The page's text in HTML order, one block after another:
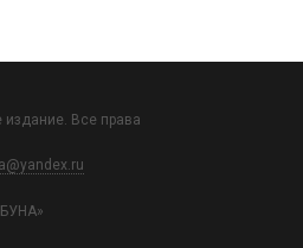
Все права